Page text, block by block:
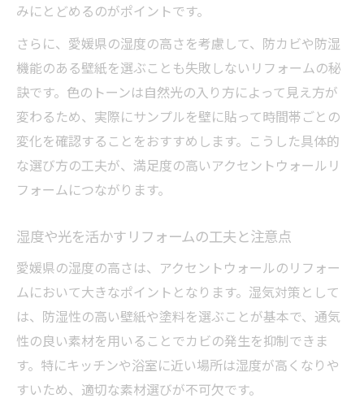
リフォーム初心者が知るアクセント壁の選
択法
アクセントウォールリフォームで失敗しな
い秘訣
段階的に始めるリフォームのアクセント壁
活用術
部屋の一面だけリフォームするメリットと
注意点
暮らしに馴染むウォール選びのコツを専門解説
リフォームで暮らしに馴染む壁選びを実現
アクセントウォールで空間統一感を作る方
法
リフォームで失敗しない色と素材の選び方
家族みんなが満足するリフォームの工夫紹
みにとどめるのがポイントです。
さらに、愛媛県の湿度の高さを考慮して、防カビや防湿
機能のある壁紙を選ぶことも失敗しないリフォームの秘
訣です。色のトーンは自然光の入り方によって見え方が
変わるため、実際にサンプルを壁に貼って時間帯ごとの
変化を確認することをおすすめします。こうした具体的
な選び方の工夫が、満足度の高いアクセントウォールリ
フォームにつながります。
湿度や光を活かすリフォームの工夫と注意点
愛媛県の湿度の高さは、アクセントウォールのリフォー
ムにおいて大きなポイントとなります。湿気対策として
は、防湿性の高い壁紙や塗料を選ぶことが基本で、通気
性の良い素材を用いることでカビの発生を抑制できま
す。特にキッチンや浴室に近い場所は湿度が高くなりや
すいため、適切な素材選びが不可欠です。